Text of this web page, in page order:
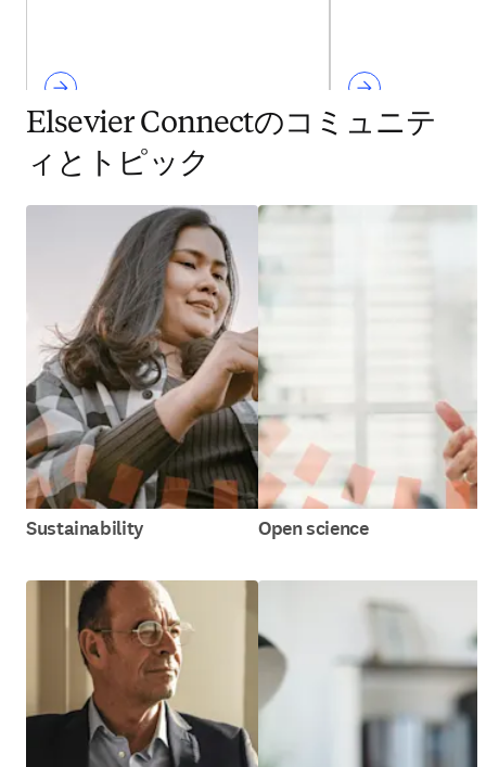
Elsevier Connectのコミュニテ
ィとトピック
Sustainability Open science